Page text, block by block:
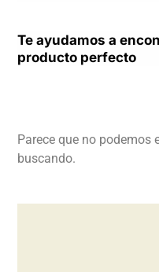
Te ayudamos a
producto perfecto
Parece que no podemos
buscando.